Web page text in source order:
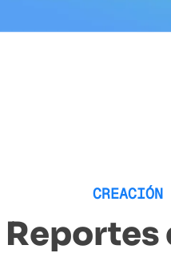
CREACIÓN
Reportes